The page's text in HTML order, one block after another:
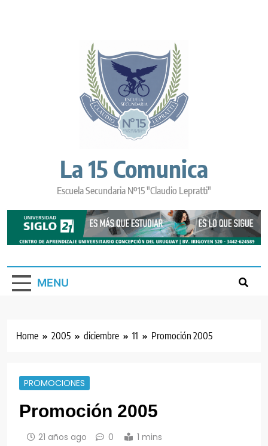
La 15 Comunica
Escuela Secundaria Nº15 "Claudio Lepratti"
MENU
Home 2005 diciembre 11 Promoción 2005
PROMOCIONES
Promoción 2005
21 años ago 0 1 mins